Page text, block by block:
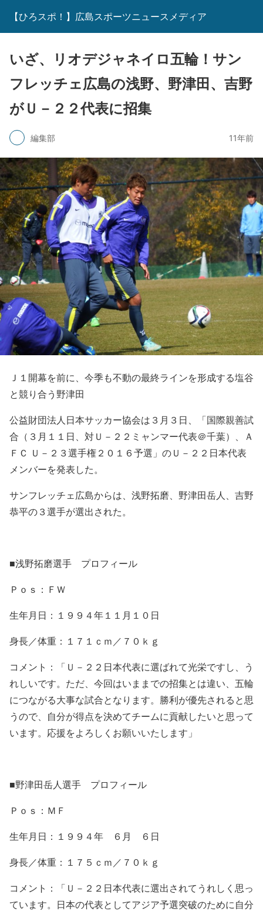
【ひろスポ！】広島スポーツニュースメディア
いざ、リオデジャネイロ五輪！サン
フレッチェ広島の浅野、野津田、吉野
がＵ－２２代表に招集
編集部 11年前
Ｊ１開幕を前に、今季も不動の最終ラインを形成する塩谷
と競り合う野津田
公益財団法人日本サッカー協会は３月３日、
「国際親善試
合（３月１１日、対Ｕ－２２ミャンマー代表＠千葉）、
Ａ
ＦＣ Ｕ－２３選手権２０１６予選」のＵ－２２日本代表
メンバーを発表した。
サンフレッチェ広島からは、浅野拓磨、野津田岳人、吉野
恭平の３選手が選出された。
■浅野拓磨選手 プロフィール
Ｐｏｓ：ＦＷ
生年月日：１９９４年１１月１０日
身長／体重：１７１ｃｍ／７０ｋｇ
コメント：「 Ｕ－２２日本代表に選ばれて光栄ですし、う
れしいです。 ただ、今回はいままでの招集とは違い、五輪
につながる大事な試合となります。 勝利が優先されると思
うので、自分が得点を決めてチームに貢献したいと思って
います。 応援をよろしくお願いいたします」
■野津田岳人選手 プロフィール
Ｐｏｓ：ＭＦ
生年月日：１９９４年 ６月 ６日
身長／体重：１７５ｃｍ／７０ｋｇ
コメント：「 Ｕ－２２日本代表に選出されてうれしく思っ
ています。 日本の代表としてアジア予選突破のために自分